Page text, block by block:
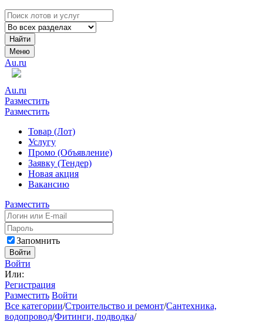
Найти
Меню
Au.ru
Au.ru
Разместить
Разместить
Товар (Лот)
Услугу
Промо (Объявление)
Заявку (Тендер)
Новая акция
Вакансию
Разместить
Запомнить
Войти
Войти
Или:
Регистрация
Разместить Войти
Все категории/Строительство и ремонт/Сантехника,
водопровод/Фитинги, подводка/